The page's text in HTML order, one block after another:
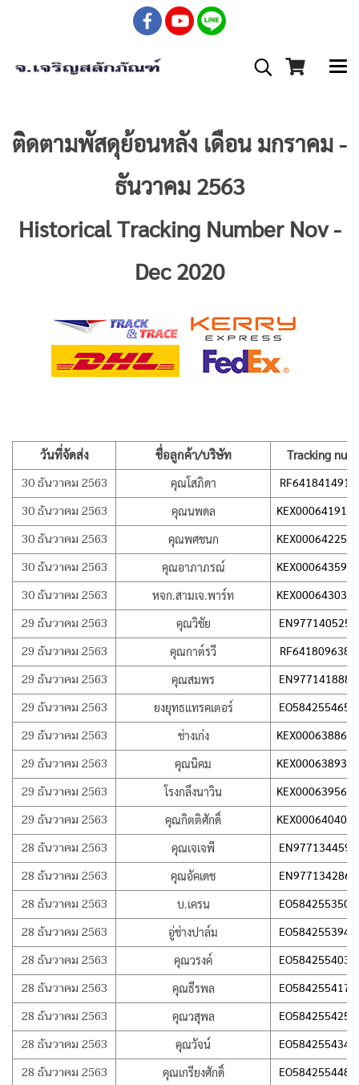
ติดตามพัสดุย้อนหลัง เดือน มกราคม -
ธันวาคม 2563
Historical Tracking Number Nov -
Dec 2020
วันที่จัดส่ง ชื่อลูกค้า/บริษัท Tracking
30 ธันวาคม 2563 คุณโสภิดา
30 ธันวาคม 2563 คุณนพดล
30 ธันวาคม 2563 คุณพศชนก
30 ธันวาคม 2563 คุณอาภาภรณ์
30 ธันวาคม 2563 หจก.สามเจ.พาร์ท
29 ธันวาคม 2563 คุณวิชัย
29 ธันวาคม 2563 คุณกาต์รวี
29 ธันวาคม 2563 คุณสมพร
29 ธันวาคม 2563 ยงยุทธแทรคเตอร์
29 ธันวาคม 2563 ช่างเก่ง
29 ธันวาคม 2563 คุณนิคม
29 ธันวาคม 2563 โรงกลึงนาวิน
29 ธันวาคม 2563 คุณกิตติศักดิ์
28 ธันวาคม 2563 คุณเจเจพี
28 ธันวาคม 2563 คุณอัคเดช
28 ธันวาคม 2563 บ.เครน
28 ธันวาคม 2563 อู่ช่างปาล์ม
28 ธันวาคม 2563 คุณวรงค์
28 ธันวาคม 2563 คุณธีรพล
28 ธันวาคม 2563 คุณวสุพล
28 ธันวาคม 2563 คุณวัจน์
28 ธันวาคม 2563 คุณเกรียงศักดิ์